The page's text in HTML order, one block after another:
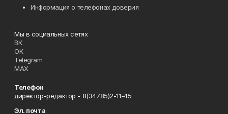
Информация о телефонах доверия
Мы в социальных сетях
ВК
ОК
Telegram
MAX
Телефон
директор-редактор - 8(34785)2-11-45
Эл. почта